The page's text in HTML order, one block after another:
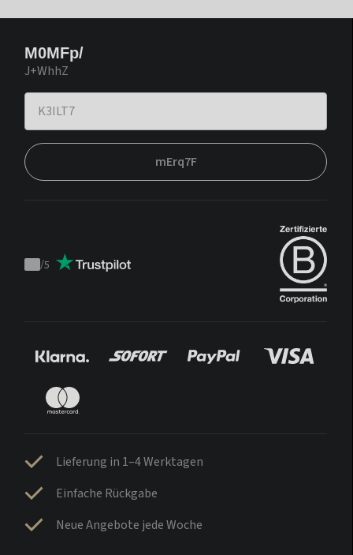
M0MFp/
J+WhhZ
mErq7F
Trustpilot
/5
Lieferung in 1–4 Werktagen
Einfache Rückgabe
Neue Angebote jede Woche